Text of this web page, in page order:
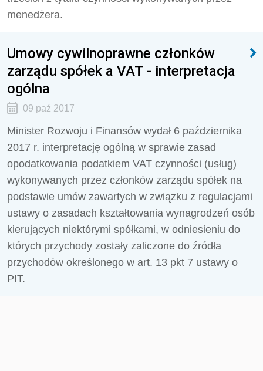
menedżera.
Umowy cywilnoprawne członków
zarządu spółek a VAT - interpretacja
ogólna
09 paź 2017
Minister Rozwoju i Finansów wydał 6 października
2017 r. interpretację ogólną w sprawie zasad
opodatkowania podatkiem VAT czynności (usług)
wykonywanych przez członków zarządu spółek na
podstawie umów zawartych w związku z regulacjami
ustawy o zasadach kształtowania wynagrodzeń osób
kierujących niektórymi spółkami, w odniesieniu do
których przychody zostały zaliczone do źródła
przychodów określonego w art. 13 pkt 7 ustawy o
PIT.